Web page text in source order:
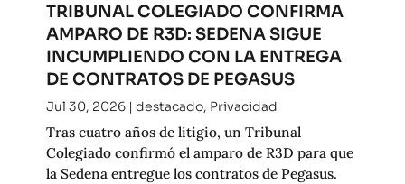
TRIBUNAL COLEGIADO CONFIRMA
AMPARO DE R3D: SEDENA SIGUE
INCUMPLIENDO CON LA ENTREGA
DE CONTRATOS DE PEGASUS
Jul 30, 2026| destacado, Privacidad
Tras cuatro años de litigio, un Tribunal
Colegiado confirmó el amparo de R3D para que
la Sedena entregue los contratos de Pegasus.